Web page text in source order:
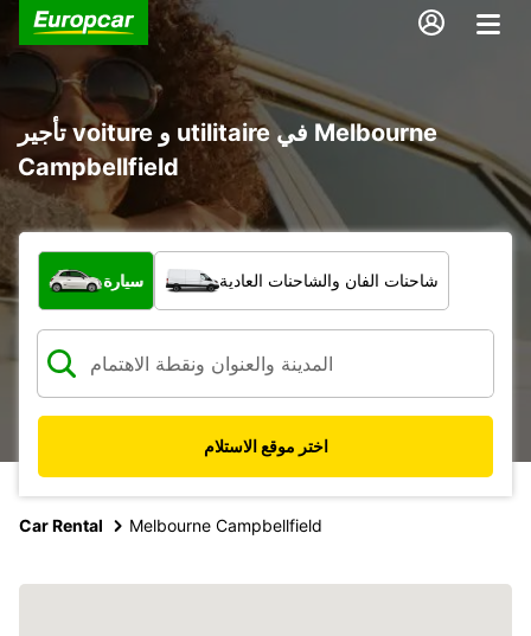
تأجير voiture و utilitaire في Melbourne
Campbellfield
ما نوع المركبة؟
سيارة شاحنات الفان والشاحنات العادية
اختر موقع الاستلام
Car Rental Melbourne Campbellfield